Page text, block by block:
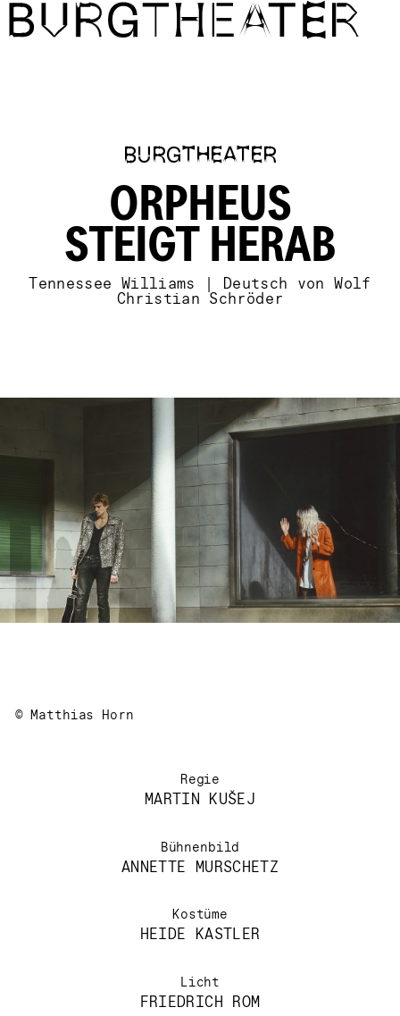
Direkt zum Inhalt
ORPHEUS
STEIGT HERAB
BURGTHEATER
Tennessee Williams | Deutsch von Wolf
Christian Schröder
© Matthias Horn
Regie
MARTIN KUŠEJ
Bühnenbild
ANNETTE MURSCHETZ
Kostüme
HEIDE KASTLER
Licht
FRIEDRICH ROM